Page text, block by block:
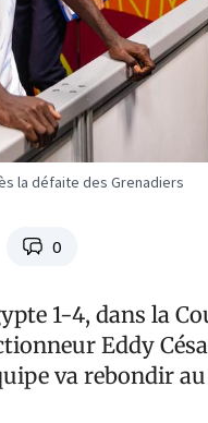
la défaite des Grenadiers
0
1-4, dans la
Eddy
va rebondir